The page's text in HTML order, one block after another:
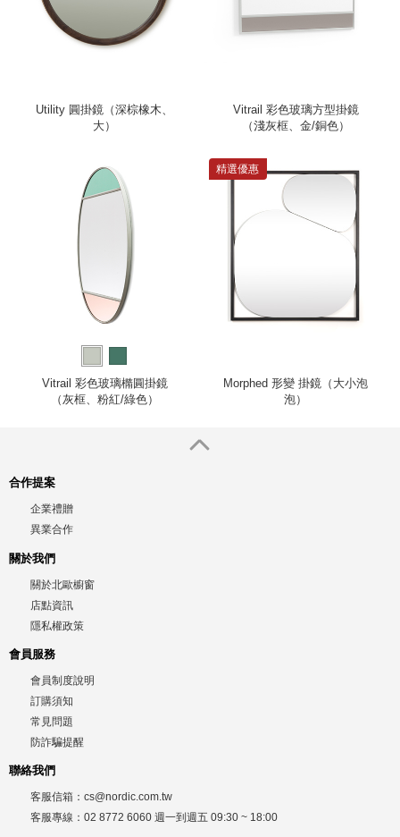
Utility 圓掛鏡（深棕橡木、
大）
Vitrail 彩色玻璃方型掛鏡
（淺灰框、金/銅色）
Vitrail 彩色玻璃橢圓掛鏡
（灰框、粉紅/綠色）
精選優惠
Morphed 形變 掛鏡（大小泡
泡）
合作提案
企業禮贈
異業合作
關於我們
關於北歐櫥窗
店點資訊
隱私權政策
會員服務
會員制度說明
訂購須知
常見問題
防詐騙提醒
聯絡我們
客服信箱： cs@nordic.com.tw
客服專線： 02 8772 6060 週一到週五 09:30 ~ 18:00